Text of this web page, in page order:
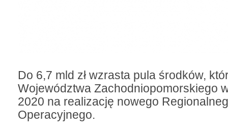
Do 6,7 mld zł wzrasta pula środków,
Województwa Zachodniopomorskiego
2020 na realizację nowego
Operacyjnego.